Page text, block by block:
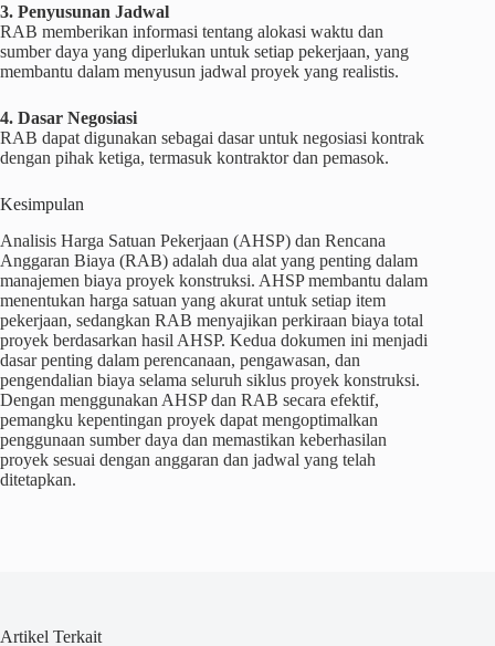
3. Penyusunan Jadwal
RAB memberikan informasi tentang alokasi waktu dan
sumber daya yang diperlukan untuk setiap pekerjaan, yang
membantu dalam menyusun jadwal proyek yang realistis.
4. Dasar Negosiasi
RAB dapat digunakan sebagai dasar untuk negosiasi kontrak
dengan pihak ketiga, termasuk kontraktor dan pemasok.
Kesimpulan
Analisis Harga Satuan Pekerjaan (AHSP) dan Rencana
Anggaran Biaya (RAB) adalah dua alat yang penting dalam
manajemen biaya proyek konstruksi. AHSP membantu dalam
menentukan harga satuan yang akurat untuk setiap item
pekerjaan, sedangkan RAB menyajikan perkiraan biaya total
proyek berdasarkan hasil AHSP. Kedua dokumen ini menjadi
dasar penting dalam perencanaan, pengawasan, dan
pengendalian biaya selama seluruh siklus proyek konstruksi.
Dengan menggunakan AHSP dan RAB secara efektif,
pemangku kepentingan proyek dapat mengoptimalkan
penggunaan sumber daya dan memastikan keberhasilan
proyek sesuai dengan anggaran dan jadwal yang telah
ditetapkan.
Artikel Terkait